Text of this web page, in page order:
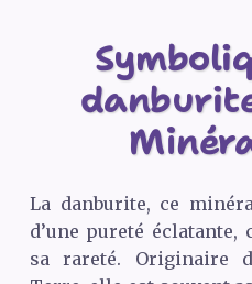
La danburite, ce
d’une pureté éclatante,
sa rareté. Originaire